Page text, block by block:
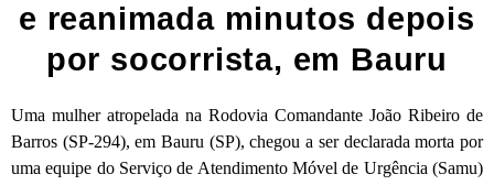
e reanimada minutos depois
por socorrista, em Bauru
Uma mulher atropelada na Rodovia Comandante João Ribeiro de
Barros (SP-294), em Bauru (SP), chegou a ser declarada morta por
uma equipe do Serviço de Atendimento Móvel de Urgência (Samu)